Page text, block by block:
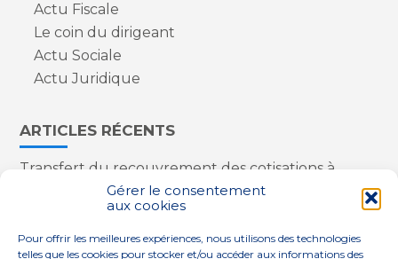
Gérer le consentement
aux cookies
Pour offrir les meilleures expériences, nous utilisons des technologies
telles que les cookies pour stocker et/ou accéder aux informations des
Actu Fiscale
Le coin du dirigeant
Actu Sociale
Actu Juridique
ARTICLES RÉCENTS
Transfert du recouvrement des cotisations à
l’Urssaf : des nouveautés
Appareils reconditionnés : annulation de la
Contrôle de la qualité de l’air dans les ERP